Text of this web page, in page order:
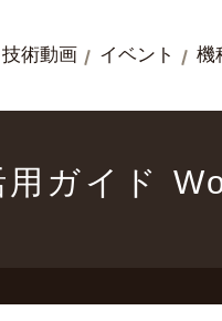
技術動画 イベント 機
ガイド